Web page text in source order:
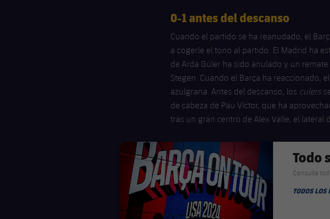
0-1 antes del descanso
Cuando el partido se ha reanudado, el
a cogerle el tono al partido. El Madrid ha
de Arda Güler ha sido anulado y un
Stegen. Cuando el Barça ha reaccionado,
azulgrana. Antes del descanso, los culers
de cabeza de Pau Víctor, que ha
tras un gran centro de Alex Valle, el lateral
FC Barcelona club badge
Todo
Consulta
TODOS LOS
FECHA DE